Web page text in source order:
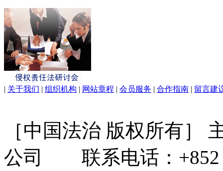
| 关于我们 | 组织机构 | 网站章程 | 会员服务 | 合作指南 | 留言建
［中国法治 版权所有］
公司 联系电话：+852